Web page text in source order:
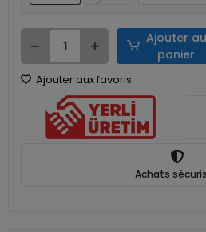
Ajouter au
panier
Ajouter aux favoris
Achats